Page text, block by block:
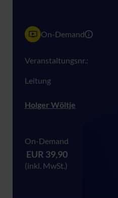
On-Demand
Veranstaltungsnr.:
Leitung
Holger Wöltje
On-Demand
EUR 39,90
(inkl. MwSt.)